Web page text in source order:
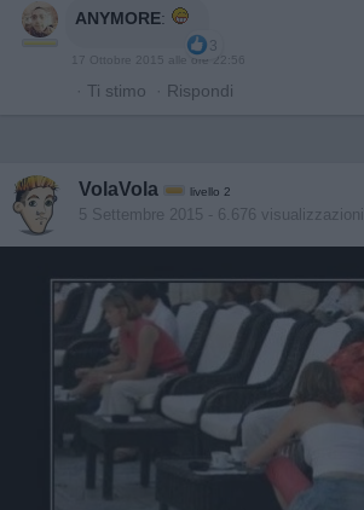
ANYMORE:
3
17 Ottobre 2015 alle ore 22:56
· Ti stimo · Rispondi
VolaVola livello 2
5 Settembre 2015 - 6.676 visualizzazioni